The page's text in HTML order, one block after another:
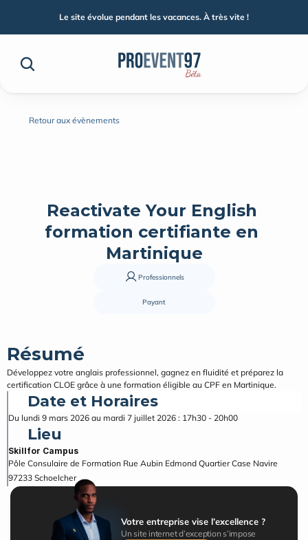
Retour aux évènements
Reactivate Your English
formation certifiante en
Martinique
Professionnels
Payant
Résumé
Développez votre anglais professionnel, gagnez en fluidité et préparez la
certification CLOE grâce à une formation éligible au CPF en Martinique.
Date et Horaires
Du lundi 9 mars 2026 au mardi 7 juillet 2026 : 17h30 - 20h00
Lieu
Skillfor Campus
Pôle Consulaire de Formation Rue Aubin Edmond Quartier Case Navire
97233 Schoelcher
Votre entreprise vise l’excellence ?
Un site internet d’exception s’impose
Le site évolue pendant les vacances. À très vite !